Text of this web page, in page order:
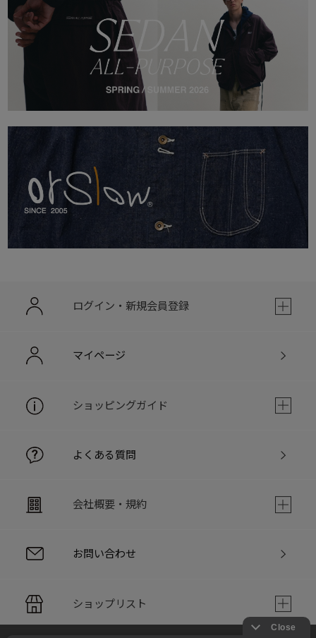
ログイン・新規会員登録
マイページ
ショッピングガイド
よくある質問
会社概要・規約
お問い合わせ
ショップリスト